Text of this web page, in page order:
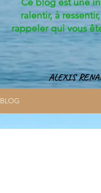
Ce blog est une
ralentir, à
rappeler qui vous
ALEXIS
BLOG